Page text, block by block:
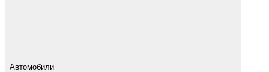
Автомобили